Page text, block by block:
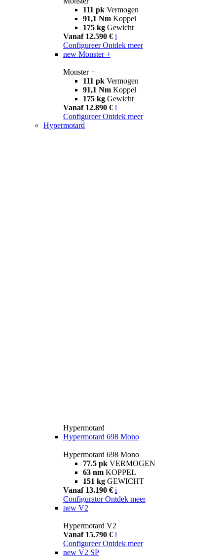
111 pk Vermogen
91,1 Nm Koppel
175 kg Gewicht
Vanaf 12.590 € i
Configureer Ontdek meer
new Monster +
Monster +
111 pk Vermogen
91,1 Nm Koppel
175 kg Gewicht
Vanaf 12.890 € i
Configureer Ontdek meer
Hypermotard
Hypermotard
Hypermotard 698 Mono
Hypermotard 698 Mono
77.5 pk VERMOGEN
63 nm KOPPEL
151 kg GEWICHT
Vanaf 13.190 € i
Configurator Ontdek meer
new V2
Hypermotard V2
Vanaf 15.790 € i
Configureer Ontdek meer
new V2 SP